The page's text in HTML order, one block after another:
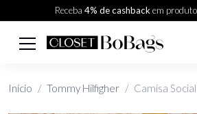
Receba 4% de cashbackem
Início Tommy Hilfigher Camisa